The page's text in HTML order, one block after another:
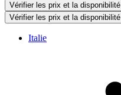
Vérifier les prix et la disponibilité
Vérifier les prix et la disponibilité
Italie